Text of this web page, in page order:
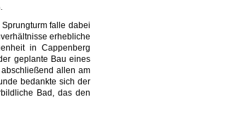
falle dabei
erhebliche
in Cappenberg
geplante Bau eines
allen am
bedankte sich der
Bad, das den